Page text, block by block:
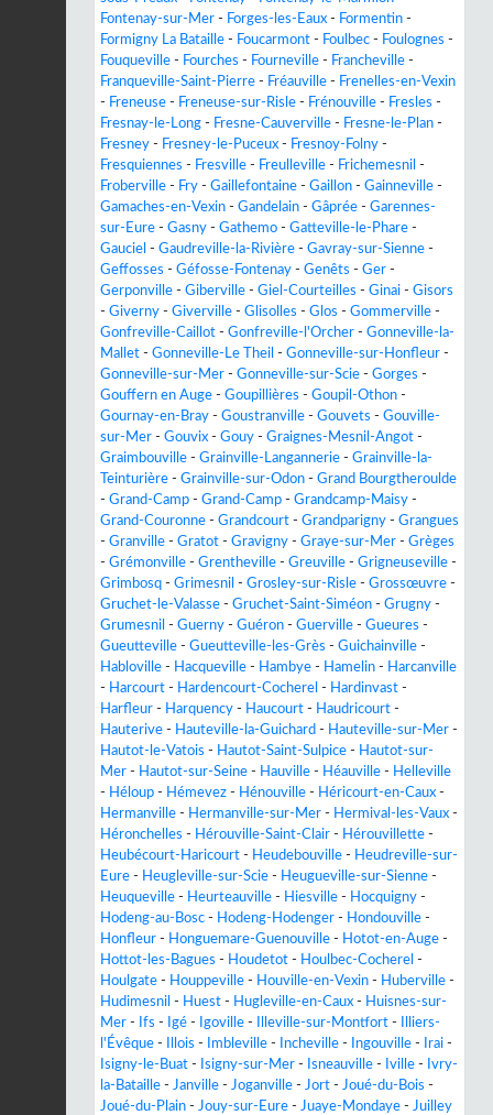
Fontenay-sur-Mer - Forges-les-Eaux - Formentin -
Formigny La Bataille - Foucarmont - Foulbec - Foulognes -
Fouqueville - Fourches - Fourneville - Francheville -
Franqueville-Saint-Pierre - Fréauville - Frenelles-en-Vexin
- Freneuse - Freneuse-sur-Risle - Frénouville - Fresles -
Fresnay-le-Long - Fresne-Cauverville - Fresne-le-Plan -
Fresney - Fresney-le-Puceux - Fresnoy-Folny -
Fresquiennes - Fresville - Freulleville - Frichemesnil -
Froberville - Fry - Gaillefontaine - Gaillon - Gainneville -
Gamaches-en-Vexin - Gandelain - Gâprée - Garennes-
sur-Eure - Gasny - Gathemo - Gatteville-le-Phare -
Gauciel - Gaudreville-la-Rivière - Gavray-sur-Sienne -
Geffosses - Géfosse-Fontenay - Genêts - Ger -
Gerponville - Giberville - Giel-Courteilles - Ginai - Gisors
- Giverny - Giverville - Glisolles - Glos - Gommerville -
Gonfreville-Caillot - Gonfreville-l'Orcher - Gonneville-la-
Mallet - Gonneville-Le Theil - Gonneville-sur-Honfleur -
Gonneville-sur-Mer - Gonneville-sur-Scie - Gorges -
Gouffern en Auge - Goupillières - Goupil-Othon -
Gournay-en-Bray - Goustranville - Gouvets - Gouville-
sur-Mer - Gouvix - Gouy - Graignes-Mesnil-Angot -
Graimbouville - Grainville-Langannerie - Grainville-la-
Teinturière - Grainville-sur-Odon - Grand Bourgtheroulde
- Grand-Camp - Grand-Camp - Grandcamp-Maisy -
Grand-Couronne - Grandcourt - Grandparigny - Grangues
- Granville - Gratot - Gravigny - Graye-sur-Mer - Grèges
- Grémonville - Grentheville - Greuville - Grigneuseville -
Grimbosq - Grimesnil - Grosley-sur-Risle - Grossœuvre -
Gruchet-le-Valasse - Gruchet-Saint-Siméon - Grugny -
Grumesnil - Guerny - Guéron - Guerville - Gueures -
Gueutteville - Gueutteville-les-Grès - Guichainville -
Habloville - Hacqueville - Hambye - Hamelin - Harcanville
- Harcourt - Hardencourt-Cocherel - Hardinvast -
Harfleur - Harquency - Haucourt - Haudricourt -
Hauterive - Hauteville-la-Guichard - Hauteville-sur-Mer -
Hautot-le-Vatois - Hautot-Saint-Sulpice - Hautot-sur-
Mer - Hautot-sur-Seine - Hauville - Héauville - Helleville
- Héloup - Hémevez - Hénouville - Héricourt-en-Caux -
Hermanville - Hermanville-sur-Mer - Hermival-les-Vaux -
Héronchelles - Hérouville-Saint-Clair - Hérouvillette -
Heubécourt-Haricourt - Heudebouville - Heudreville-sur-
Eure - Heugleville-sur-Scie - Heugueville-sur-Sienne -
Heuqueville - Heurteauville - Hiesville - Hocquigny -
Hodeng-au-Bosc - Hodeng-Hodenger - Hondouville -
Honfleur - Honguemare-Guenouville - Hotot-en-Auge -
Hottot-les-Bagues - Houdetot - Houlbec-Cocherel -
Houlgate - Houppeville - Houville-en-Vexin - Huberville -
Hudimesnil - Huest - Hugleville-en-Caux - Huisnes-sur-
Mer - Ifs - Igé - Igoville - Illeville-sur-Montfort -
Illiers-
l'Évêque - Illois - Imbleville - Incheville - Ingouville - Irai -
Isigny-le-Buat - Isigny-sur-Mer - Isneauville - Iville -
Ivry-
la-Bataille - Janville - Joganville - Jort - Joué-du-Bois -
Joué-du-Plain - Jouy-sur-Eure - Juaye-Mondaye - Juilley